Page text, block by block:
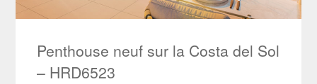
Penthouse neuf sur la Costa del Sol
– HRD6523